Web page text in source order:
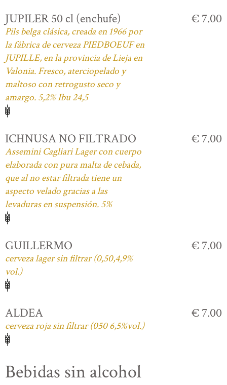
JUPILER 50 cl (enchufe)
Pils belga clásica, creada en 1966 por
la fábrica de cerveza PIEDBOEUF en
JUPILLE, en la provincia de Lieja en
Valonia. Fresco, aterciopelado y
maltoso con retrogusto seco y
amargo. 5,2% Ibu 24,5
€ 7.00
ICHNUSA NO FILTRADO
Assemini Cagliari Lager con cuerpo
elaborada con pura malta de cebada,
que al no estar filtrada tiene un
aspecto velado gracias a las
levaduras en suspensión. 5%
€ 7.00
GUILLERMO
cerveza lager sin filtrar (0,50,4,9%
vol.)
€ 7.00
ALDEA
cerveza roja sin filtrar (050 6,5%vol.)
€ 7.00
Bebidas sin alcohol